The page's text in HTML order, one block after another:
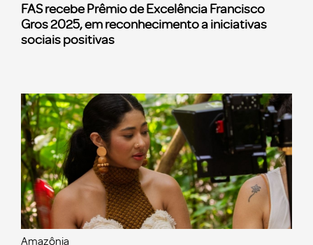
FAS recebe Prêmio de Excelência Francisco
Gros 2025, em reconhecimento a iniciativas
sociais positivas
Amazônia